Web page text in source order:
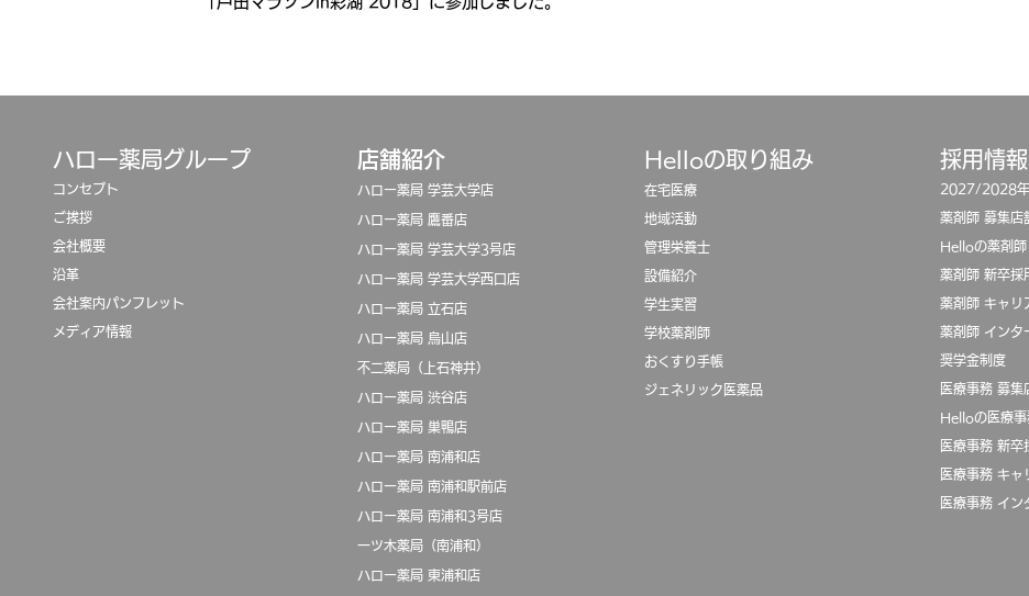
​ハロー薬局グループ
コンセプト
ご挨拶
会社概要
沿革
​会社案内パンフレット
​メディア情報
店舗紹介
ハロー薬局 学芸大学店
ハロー薬局 鷹番店
ハロー薬局 学芸大学3号店
​ハロー薬局 学芸大学西口店
ハロー薬局 立石店
ハロー薬局 烏山店
​不二薬局（上石神井）
ハロー薬局 渋谷店
​ハロー薬局 巣鴨店
ハロー薬局 南浦和店
ハロー薬局 南浦和駅前店
ハロー薬局 南浦和3号店
一ツ木薬局（南浦和）
ハロー薬局 東浦和店
Helloの取り組み
在宅医療
地域活動
​管理栄養士
設備紹介
学生実習
学校薬剤師
おくすり手帳
ジェネリック医薬品
​採用情報
2027/2028年
薬剤師 募集店
Helloの薬剤師
薬剤師 新卒採
薬剤師 キャリ
薬剤師 インタ
奨学金制度
医療事務 募集
Helloの医療事
医療事務 新卒
医療事務 キャ
医療事務 イン